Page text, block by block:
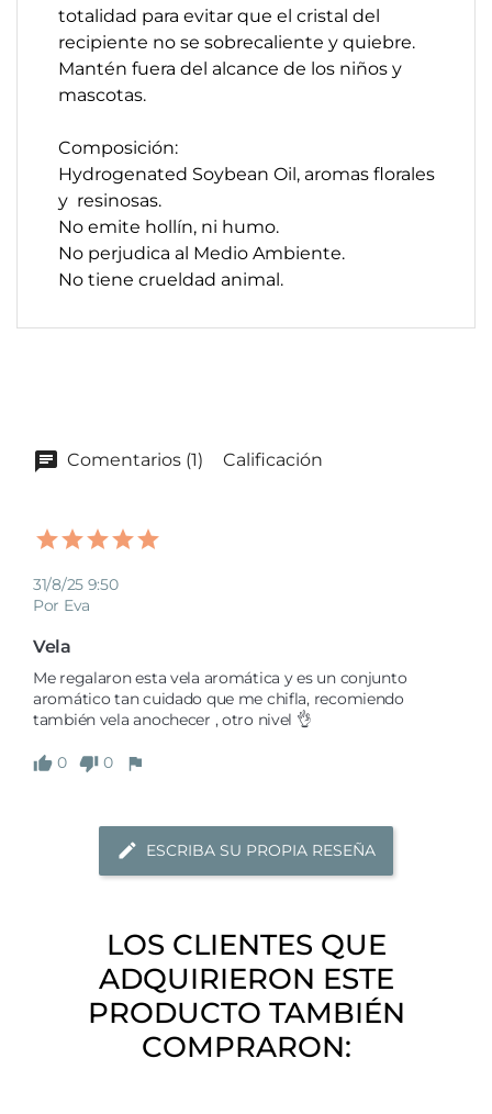
totalidad para evitar que el cristal del
recipiente no se sobrecaliente y quiebre.
Mantén fuera del alcance de los niños y
mascotas.
Composición:
Hydrogenated Soybean Oil, aromas florales
y resinosas.
No emite hollín, ni humo.
No perjudica al Medio Ambiente.
No tiene crueldad animal.
Comentarios (1) Calificación
31/8/25 9:50
Por Eva
Vela
Me regalaron esta vela aromática y es un conjunto
aromático tan cuidado que me chifla, recomiendo
también vela anochecer , otro nivel 👌
0 0
ESCRIBA SU PROPIA RESEÑA
LOS CLIENTES QUE
ADQUIRIERON ESTE
PRODUCTO TAMBIÉN
COMPRARON: